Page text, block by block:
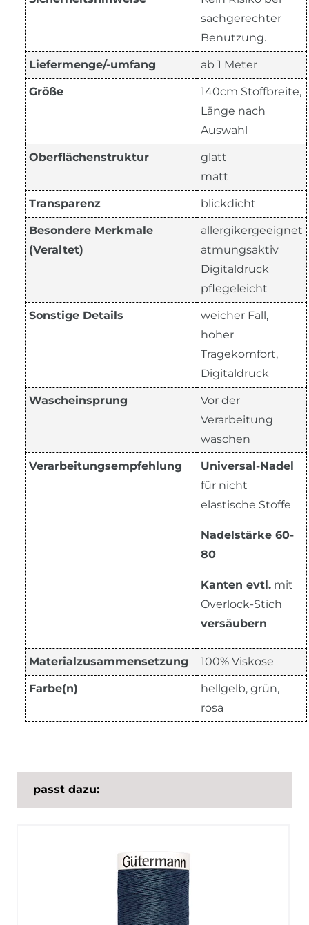
sachgerechter
Benutzung.
Liefermenge/-umfang ab 1 Meter
Größe
140cm Stoffbreite,
Länge nach
Auswahl
Oberflächenstruktur
glatt
matt
Transparenz blickdicht
Besondere Merkmale
(Veraltet)
allergikergeeignet
atmungsaktiv
Digitaldruck
pflegeleicht
Sonstige Details
weicher Fall,
hoher
Tragekomfort,
Digitaldruck
Wascheinsprung
Vor der
Verarbeitung
waschen
Verarbeitungsempfehlung
Universal-Nadel
für nicht
elastische Stoffe
Nadelstärke 60-
80
Kanten evtl. mit
Overlock-Stich
versäubern
Materialzusammensetzung 100% Viskose
Farbe(n)
hellgelb, grün,
rosa
passt dazu: